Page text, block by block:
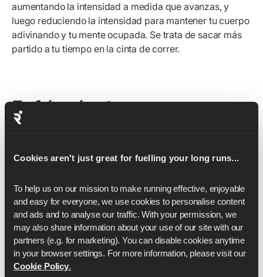
Cookies aren't just great for fuelling your long runs...
To help us on our mission to make running effective, enjoyable
and easy for everyone, we use cookies to personalise content
and ads and to analyse our traffic. With your permission, we
may also share information about your use of our site with our
partners (e.g. for marketing). You can disable cookies anytime
in your browser settings. For more information, please visit our
Cookie Policy.
aumentando la intensidad a medida que avanzas, y
luego reduciendo la intensidad para mantener tu cuerpo
adivinando y tu mente ocupada. Se trata de sacar más
partido a tu tiempo en la cinta de correr.
Enfriamiento y
estiramientos
Muestra amor a tus músculos
A medida que la cinta se ralentiza, es tu oportunidad de
disfrutar de un final tranquilo de tu entrenamiento,
disminuyendo gradualmente el ritmo hasta una
caminata enérgica antes de bajarte. Así, en lugar de
escatimar en tus enfriamientos, realizarás un
enfriamiento (y estiramiento) exhaustivo que mejorará